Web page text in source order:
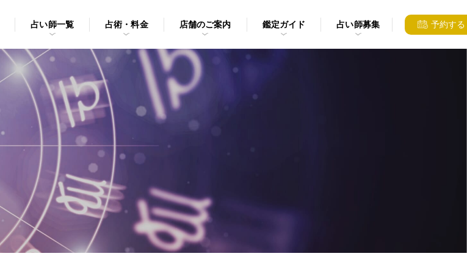
占い師一覧 占術・料金 店舗のご案内 鑑定ガイド 占い師募集 予約する